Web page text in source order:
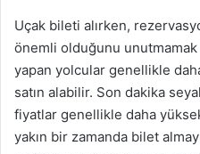
Uçak bileti alırken,
önemli olduğunu
yapan yolcular genellikle
satın alabilir. Son dakika
fiyatlar genellikle daha
yakın bir zamanda bilet